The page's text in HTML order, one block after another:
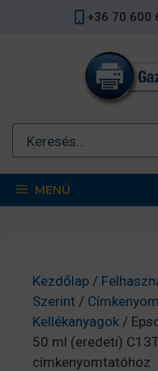
+36 70 600
MENÜ
Kezdőlap /
Szerint /
Kellékanyagok /
50 ml (eredeti)
címkenyomtatóhoz